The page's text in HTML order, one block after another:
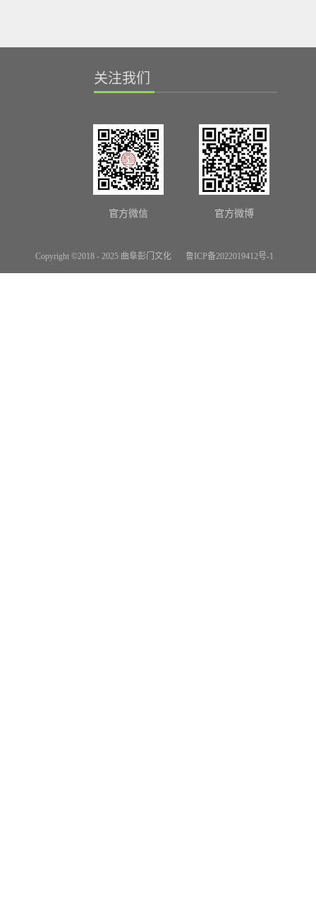
Copyright ©2018 - 2025 曲阜彭门文化 鲁ICP备2022019412号-1
关注我们
官方微信 官方微博